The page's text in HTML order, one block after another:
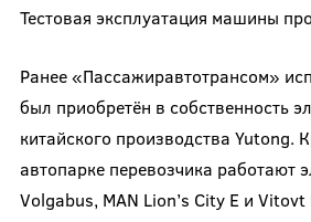
Тестовая эксплуатация машины
Ранее «Пассажиравтотрансом»
был приобретён в собственность
китайского производства Yutong.
автопарке перевозчика работают
Volgabus, MAN Lion’s City E и